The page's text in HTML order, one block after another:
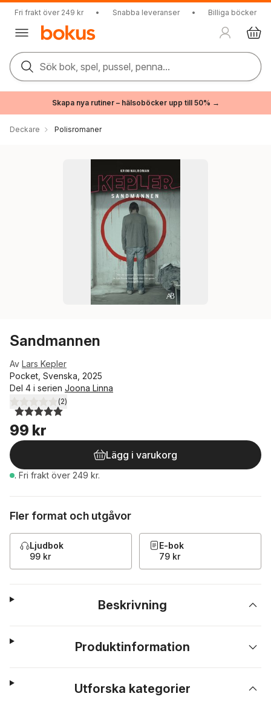
Fri frakt över 249 kr • Snabba leveranser • Billiga böcker
Sök bok, spel, pussel, penna...
Skapa nya rutiner – hälsoböcker upp till 50% →
Deckare Polisromaner
Sandmannen
Av Lars Kepler
Pocket, Svenska, 2025
Del 4 i serien Joona Linna
5,0utav 5 stjärnor. Totalt antal röster:
(2)
99 kr
Lägg i varukorg
. Fri frakt över 249 kr.
Fler format och utgåvor
Ljudbok
99 kr
E-bok
79 kr
Beskrivning
Produktinformation
Utforska kategorier